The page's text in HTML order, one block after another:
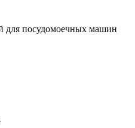
для посудомоечных машин